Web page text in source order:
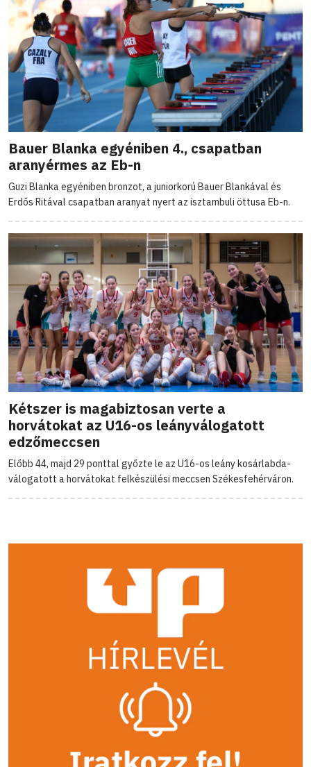
Bauer Blanka egyéniben 4., csapatban
aranyérmes az Eb-n
Guzi Blanka egyéniben bronzot, a juniorkorú Bauer Blankával és
Erdős Ritával csapatban aranyat nyert az isztambuli öttusa Eb-n.
Kétszer is magabiztosan verte a
horvátokat az U16-os leányválogatott
edzőmeccsen
Előbb 44, majd 29 ponttal győzte le az U16-os leány kosárlabda-
válogatott a horvátokat felkészülési meccsen Székesfehérváron.